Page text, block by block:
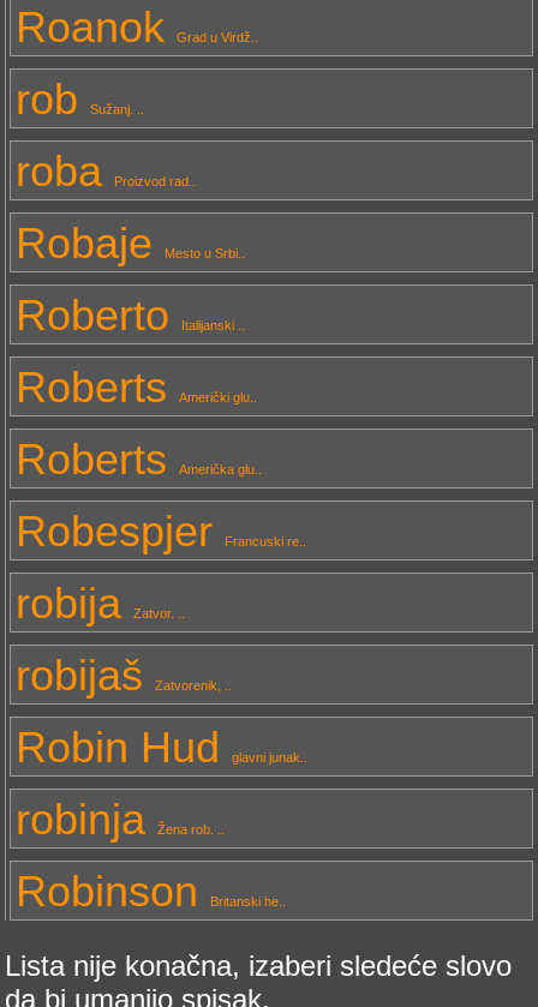
Roanok Grad u Virdž..
rob Sužanj. ..
roba Proizvod rad..
Robaje Mesto u Srbi..
Roberto Italijanski ..
Roberts Američki glu..
Roberts Američka glu..
Robespjer Francuski re..
robija Zatvor. ..
robijaš Zatvorenik, ..
Robin Hud glavni junak..
robinja Žena rob. ..
Robinson Britanski he..
Lista nije konačna, izaberi sledeće slovo
da bi umanjio spisak.